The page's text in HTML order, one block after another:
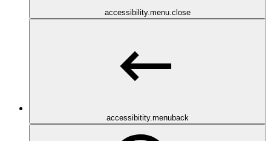
accessibility.menu.close
accessibitity.menuback